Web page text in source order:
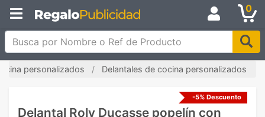
0
Busca por Nombre o Ref de Producto
personalizados Delantales de cocina personalizados
-5% Descuento
Delantal Roly Ducasse popelín con